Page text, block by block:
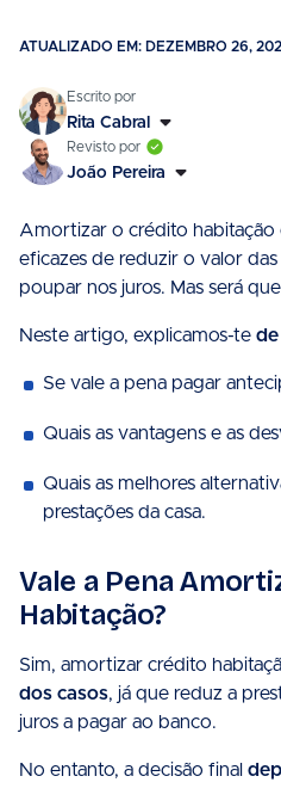
ATUALIZADO EM: DEZEMBRO 26,
Rita Cabral
João Pereira
Amortizar o crédito habitação
eficazes de reduzir o valor das
poupar nos juros. Mas será
Neste artigo, explicamos-te
Se vale a pena pagar
Quais as vantagens e as
Quais as melhores
prestações da casa.
Vale a Pena
Habitação?
Sim, amortizar crédito
dos casos, já que reduz a
juros a pagar ao banco.
No entanto, a decisão final